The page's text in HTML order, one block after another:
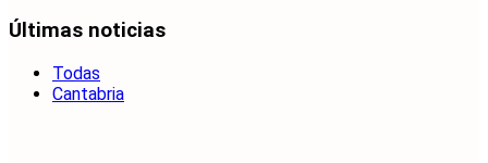
Últimas noticias
Todas
Cantabria